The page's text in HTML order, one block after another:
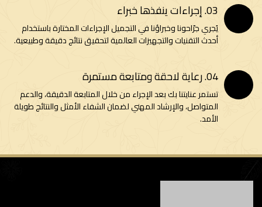
03. إجراءات ينفذها خبراء
يُجري جرّاحونا وخبراؤنا في التجميل الإجراءات المختارة باستخدام
أحدث التقنيات والتجهيزات العالمية لتحقيق نتائج دقيقة وطبيعية.
04. رعاية لاحقة ومتابعة مستمرة
تستمر عنايتنا بك بعد الإجراء من خلال المتابعة الدقيقة، والدعم
المتواصل، والإرشاد المهني لضمان الشفاء الأمثل والنتائج طويلة
الأمد.